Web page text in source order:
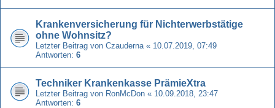
Krankenversicherung für Nichterwerbstätige
ohne Wohnsitz?
Letzter Beitrag von Czauderna « 10.07.2019, 07:49
Antworten: 6
Techniker Krankenkasse PrämieXtra
Letzter Beitrag von RonMcDon « 10.09.2018, 23:47
Antworten: 6